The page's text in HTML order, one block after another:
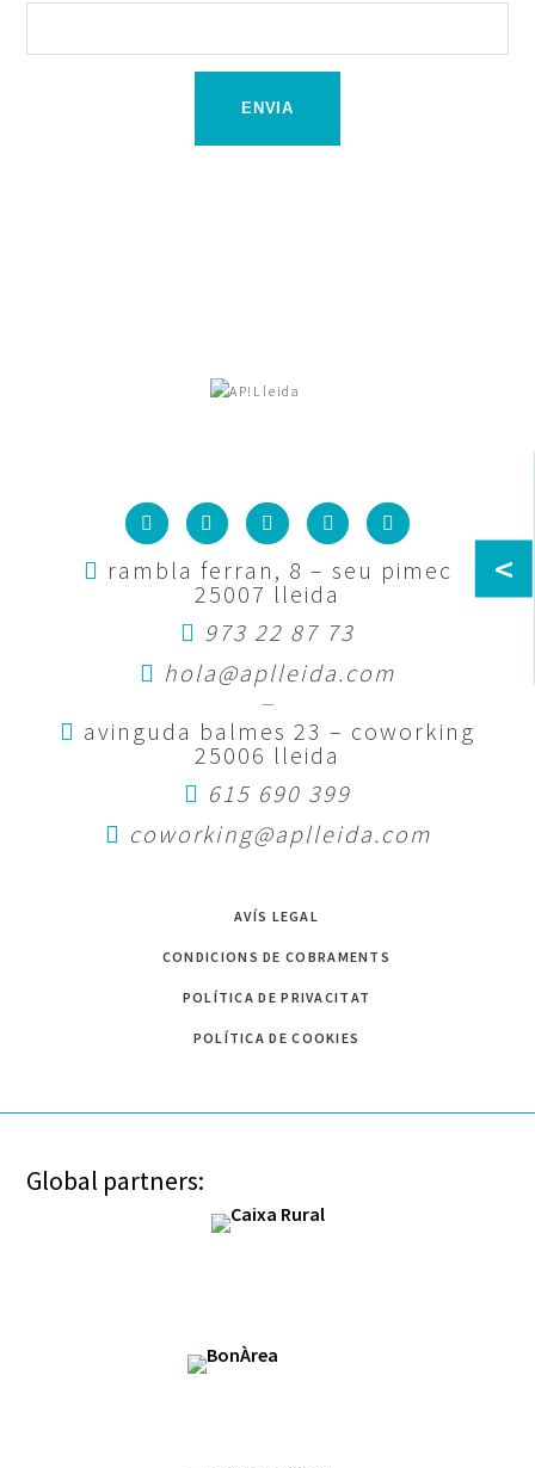
rambla ferran, 8 – seu pimec
25007 lleida
973 22 87 73
hola@aplleida.com
—
avinguda balmes 23 – coworking
25006 lleida
615 690 399
coworking@aplleida.com
AVÍS LEGAL
CONDICIONS DE COBRAMENTS
POLÍTICA DE PRIVACITAT
POLÍTICA DE COOKIES
Global partners:
<